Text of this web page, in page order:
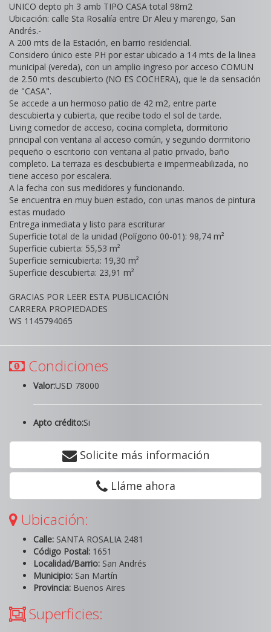
UNICO depto ph 3 amb TIPO CASA total 98m2
Ubicación: calle Sta Rosaliía entre Dr Aleu y marengo, San
Andrés.-
A 200 mts de la Estación, en barrio residencial.
Considero único este PH por estar ubicado a 14 mts de la linea
municipal (vereda), con un amplio ingreso por acceso COMUN
de 2.50 mts descubierto (NO ES COCHERA), que le da sensación
de "CASA".
Se accede a un hermoso patio de 42 m2, entre parte
descubierta y cubierta, que recibe todo el sol de tarde.
Living comedor de acceso, cocina completa, dormitorio
principal con ventana al acceso común, y segundo dormitorio
pequeño o escritorio con ventana al patio privado, baño
completo. La terraza es descbubierta e impermeabilizada, no
tiene acceso por escalera.
A la fecha con sus medidores y funcionando.
Se encuentra en muy buen estado, con unas manos de pintura
estas mudado
Entrega inmediata y listo para escriturar
Superficie total de la unidad (Polígono 00-01): 98,74 m²
Superficie cubierta: 55,53 m²
Superficie semicubierta: 19,30 m²
Superficie descubierta: 23,91 m²
GRACIAS POR LEER ESTA PUBLICACIÓN
CARRERA PROPIEDADES
WS 1145794065
Condiciones
Valor:USD 78000
Apto crédito:Si
Solicite más información
Lláme ahora
Ubicación:
Calle: SANTA ROSALIA 2481
Código Postal: 1651
Localidad/Barrio: San Andrés
Municipio: San Martín
Provincia: Buenos Aires
Superficies: